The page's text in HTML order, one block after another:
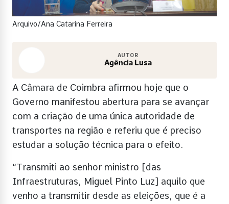
Arquivo/Ana Catarina Ferreira
AUTOR
Agência Lusa
A Câmara de Coimbra afirmou hoje que o
Governo manifestou abertura para se avançar
com a criação de uma única autoridade de
transportes na região e referiu que é preciso
estudar a solução técnica para o efeito.
“Transmiti ao senhor ministro [das
Infraestruturas, Miguel Pinto Luz] aquilo que
venho a transmitir desde as eleições, que é a